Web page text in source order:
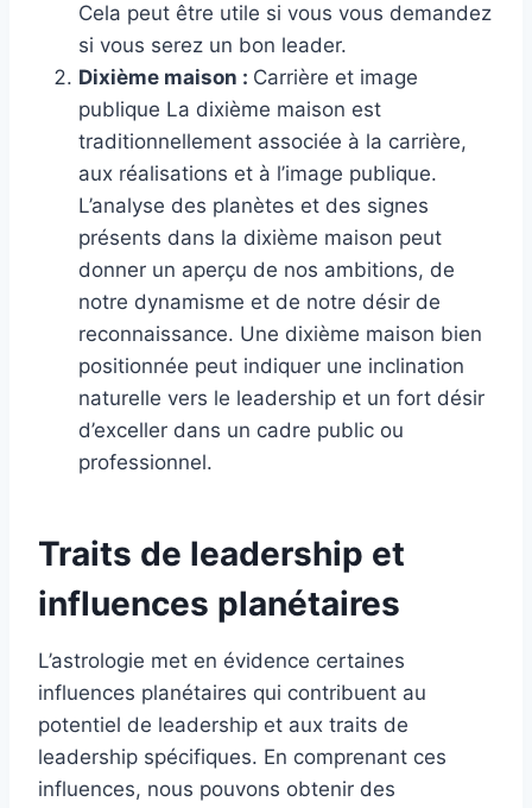
Cela peut être utile si vous vous demandez
si vous serez un bon leader.
Dixième maison : Carrière et image
publique La dixième maison est
traditionnellement associée à la carrière,
aux réalisations et à l’image publique.
L’analyse des planètes et des signes
présents dans la dixième maison peut
donner un aperçu de nos ambitions, de
notre dynamisme et de notre désir de
reconnaissance. Une dixième maison bien
positionnée peut indiquer une inclination
naturelle vers le leadership et un fort désir
d’exceller dans un cadre public ou
professionnel.
Traits de leadership et
influences planétaires
L’astrologie met en évidence certaines
influences planétaires qui contribuent au
potentiel de leadership et aux traits de
leadership spécifiques. En comprenant ces
influences, nous pouvons obtenir des